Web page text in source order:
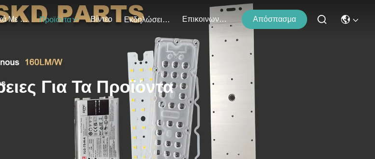
Σχετικά Με Εμάς Προϊόντα Βίντεο Εκδηλώσεις Επικοινωνήστε Μαζί Μας Απόσπασμα
Για Τα Προϊόντα